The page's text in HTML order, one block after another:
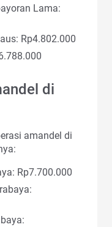
Lama:
Rp4.802.000
di
amandel di
Rp7.700.000